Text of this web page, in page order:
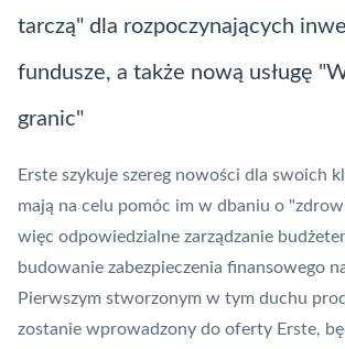
tarczą" dla rozpoczynających
fundusze, a także nową usługę
granic"
Erste szykuje szereg nowości dla swoich
mają na celu pomóc im w dbaniu o
więc odpowiedzialne zarządzanie
budowanie zabezpieczenia finansowego
Pierwszym stworzonym w tym duchu
zostanie wprowadzony do oferty Erste,